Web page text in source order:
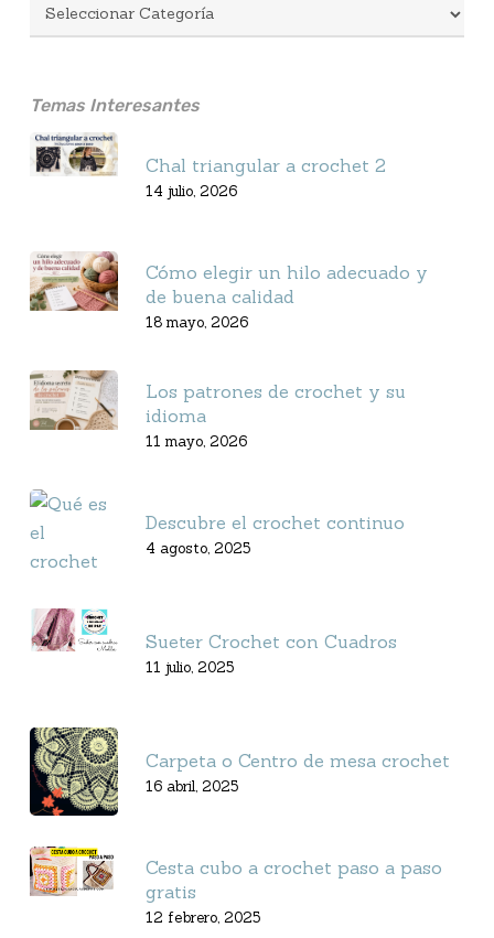
Temas Interesantes
Chal triangular a crochet 2
14 julio, 2026
Cómo elegir un hilo adecuado y
de buena calidad
18 mayo, 2026
Los patrones de crochet y su
idioma
11 mayo, 2026
Descubre el crochet continuo
4 agosto, 2025
Sueter Crochet con Cuadros
11 julio, 2025
Carpeta o Centro de mesa crochet
16 abril, 2025
Cesta cubo a crochet paso a paso
gratis
12 febrero, 2025